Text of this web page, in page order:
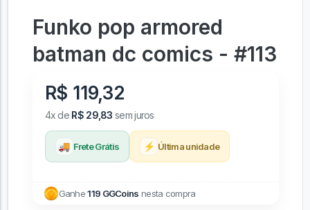
Funko pop armored
batman dc comics - #113
R$ 119,32
4x de R$ 29,83 sem juros
🚚 Frete Grátis ⚡ Última unidade
Ganhe119 GGCoins nesta compra